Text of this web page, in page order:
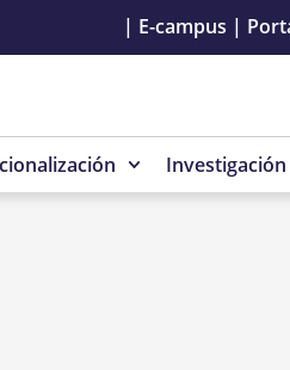
| E-campus |
Investigación